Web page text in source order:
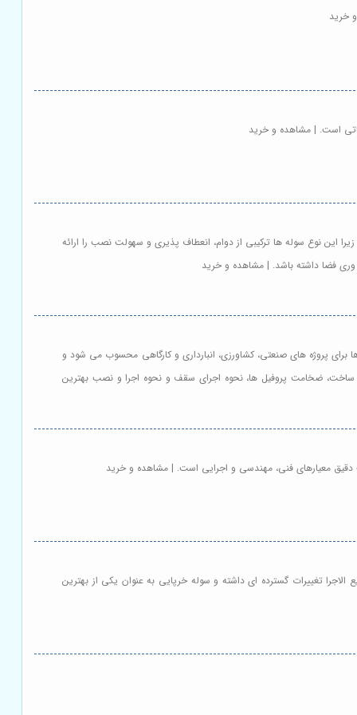
خرید
است. | مشاهده و خرید
این نوع سوله ها ترکیبی از دوام، انعطاف پذیری و سهولت نصب را ارائه
فضا داشته باشد. | مشاهده و خرید
برای پروژه های صنعتی، کشاورزی، انبارداری و کارگاهی محسوب می شود و
ساخت، ضخامت پروفیل ها، نحوه اجرای سقف و نحوه اجرا و نصب بهترین
دقیق معیارهای فنی، مهندسی و اجرایی است. | مشاهده و خرید
تغییرات گسترده ای داشته و سوله خرپایی به عنوان یکی از بهترین